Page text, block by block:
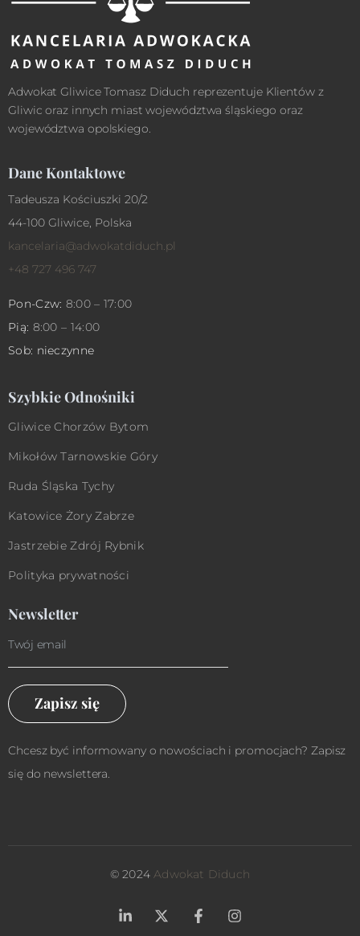
Adwokat Gliwice Tomasz Diduch reprezentuje Klientów z
Gliwic oraz innych miast województwa śląskiego oraz
województwa opolskiego.
Dane Kontaktowe
Tadeusza Kościuszki 20/2
44-100 Gliwice, Polska
kancelaria@adwokatdiduch.pl
+48 727 496 747
Pon-Czw: 8:00 – 17:00
Pią: 8:00 – 14:00
Sob: nieczynne
Szybkie Odnośniki
Gliwice Chorzów Bytom
Mikołów Tarnowskie Góry
Ruda Śląska Tychy
Katowice Żory Zabrze
Jastrzebie Zdrój Rybnik
Polityka prywatności
Newsletter
Zapisz się
Chcesz być informowany o nowościach i promocjach? Zapisz
się do newslettera.
© 2024Adwokat Diduch